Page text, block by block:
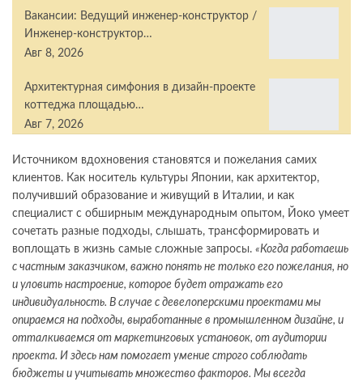
Вакансии: Ведущий инженер-конструктор /
Инженер-конструктор…
Авг 8, 2026
Архитектурная симфония в дизайн-проекте
коттеджа площадью…
Авг 7, 2026
Источником вдохновения становятся и пожелания самих
клиентов. Как носитель культуры Японии, как архитектор,
получивший образование и живущий в Италии, и как
специалист с обширным международным опытом, Йоко умеет
сочетать разные подходы, слышать, трансформировать и
воплощать в жизнь самые сложные запросы. «Когда работаешь
с частным заказчиком, важно понять не только его пожелания, но
и уловить настроение, которое будет отражать его
индивидуальность. В случае с девелоперскими проектами мы
опираемся на подходы, выработанные в промышленном дизайне, и
отталкиваемся от маркетинговых установок, от аудитории
проекта. И здесь нам помогает умение строго соблюдать
бюджеты и учитывать множество факторов. Мы всегда